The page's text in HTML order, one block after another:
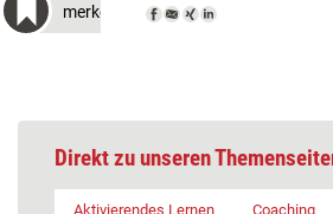
merken
Direkt zu unseren
Aktivierendes Lernen Coaching